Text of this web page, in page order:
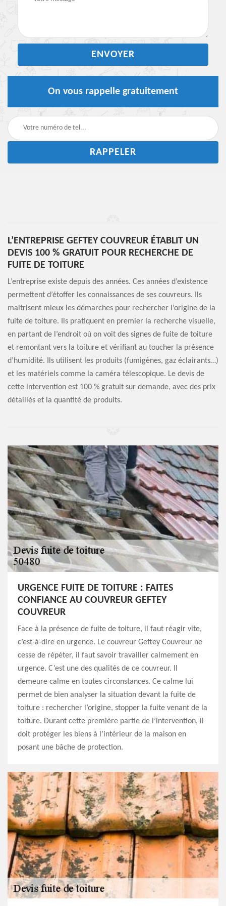
On vous rappelle gratuitement
L’ENTREPRISE GEFTEY COUVREUR ÉTABLIT UN
DEVIS 100 % GRATUIT POUR RECHERCHE DE
FUITE DE TOITURE
L’entreprise existe depuis des années. Ces années d’existence
permettent d’étoffer les connaissances de ses couvreurs. Ils
maitrisent mieux les démarches pour rechercher l’origine de la
fuite de toiture. Ils pratiquent en premier la recherche visuelle,
en partant de l’endroit où on voit des signes de fuite de toiture
et remontant vers la toiture et vérifiant au toucher la présence
d’humidité. Ils utilisent les produits (fumigènes, gaz éclairants…)
et les matériels comme la caméra télescopique. Le devis de
cette intervention est 100 % gratuit sur demande, avec des prix
détaillés et la quantité de produits.
URGENCE FUITE DE TOITURE : FAITES
CONFIANCE AU COUVREUR GEFTEY
COUVREUR
Face à la présence de fuite de toiture, il faut réagir vite,
c’est-à-dire en urgence. Le couvreur Geftey Couvreur ne
cesse de répéter, il faut savoir travailler calmement en
urgence. C’est une des qualités de ce couvreur. Il
demeure calme en toutes circonstances. Ce calme lui
permet de bien analyser la situation devant la fuite de
toiture : rechercher l’origine, stopper la fuite venant de la
toiture. Durant cette première partie de l’intervention, il
doit protéger les biens à l’intérieur de la maison en
posant une bâche de protection.